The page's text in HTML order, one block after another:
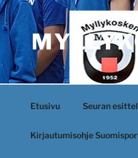
Etusivu Seuran
Kirjautumisohje